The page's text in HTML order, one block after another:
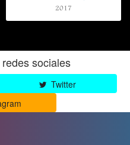
2017
sociales
Twitter